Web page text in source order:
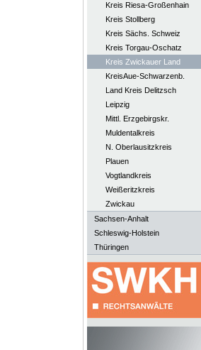
Kreis Riesa-Großenhain
Kreis Stollberg
Kreis Sächs. Schweiz
Kreis Torgau-Oschatz
Kreis Zwickauer Land
KreisAue-Schwarzenb.
Land Kreis Delitzsch
Leipzig
Mittl. Erzgebirgskr.
Muldentalkreis
N. Oberlausitzkreis
Plauen
Vogtlandkreis
Weißeritzkreis
Zwickau
Sachsen-Anhalt
Schleswig-Holstein
Thüringen